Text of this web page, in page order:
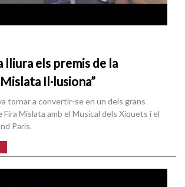
lliura els premis de la
Il·lusiona”
tornar a convertir-se en un dels grans
Mislata amb el Musical dels Xiquets i el
Paris.